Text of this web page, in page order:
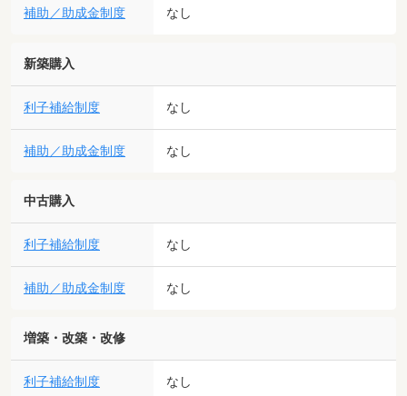
補助／助成金制度 なし
新築購入
利子補給制度 なし
補助／助成金制度 なし
中古購入
利子補給制度 なし
補助／助成金制度 なし
増築・改築・改修
利子補給制度 なし